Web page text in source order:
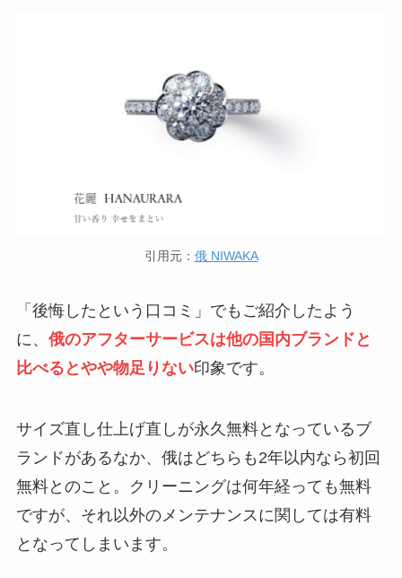
引用元： 俄 NIWAKA
「後悔したという口コミ」でもご紹介したよう
に、 俄のアフターサービスは他の国内ブランドと
比べるとやや物足りない印象です。
サイズ直し仕上げ直しが永久無料となっているブ
ランドがあるなか、俄はどちらも2年以内なら初回
無料とのこと。クリーニングは何年経っても無料
ですが、それ以外のメンテナンスに関しては有料
となってしまいます。